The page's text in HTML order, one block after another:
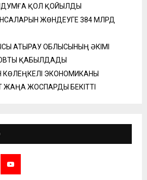
ҚОЛ ҚОЙЫЛДЫ
ЖӨНДЕУГЕ 384 МЛРД
АТЫРАУ ОБЛЫСЫНЫҢ ӘКІМІ
ҚАБЫЛДАДЫ
КӨЛЕҢКЕЛІ ЭКОНОМИКАНЫ
ЖАҢА ЖОСПАРДЫ БЕКІТТІ